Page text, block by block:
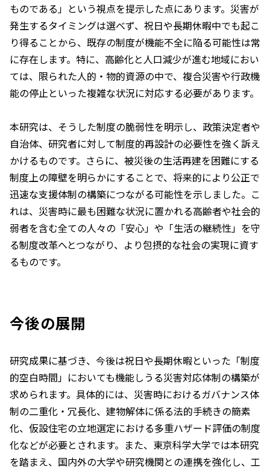
ものである」という視点を提示した点にあります。災害が
発生するタイミングは選べず、祝日や長期休暇中でも起こ
り得ることから、既存の制度が機能不全に陥る可能性は常
に存在します。特に、高齢化と人口減少が進む地域におい
ては、限られた人的・物的資源の中で、複合災害や行政機
能の停止といった複雑な状況に対応する必要があります。
本研究は、そうした制度の脆弱性を明示し、政策決定者や
自治体、研究者に対して制度的再設計の必要性を強く訴え
かけるものです。さらに、被災後の生活再建を困難にする
制度上の障壁を明らかにすることで、将来的により公正で
迅速な支援体制の構築につながる可能性を示しました。こ
れは、災害時に最も困難な状況に置かれる高齢者や社会的
弱者を含む全ての人々の「安心」や「生活の継続性」を守
る制度改革へとつながり、より包摂的な社会の実現に資す
るものです。
今後の展開
研究成果に基づき、今後は祝日や長期休暇といった「制度
的空白時間」においても機能しうる災害対応体制の構築が
求められます。具体的には、災害時におけるガバナンス体
制の二重化・冗長化、建物解体に係る法的手続きの簡素
化、仮設住宅の立地選定における多重ハザード評価の制度
化などが必要とされます。また、東京科学大学では本研究
を踏まえ、国内外の大学や研究機関との連携を強化し、工